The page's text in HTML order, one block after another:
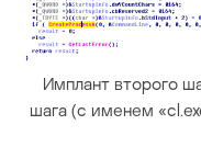
Имплант второго
шага (с именем